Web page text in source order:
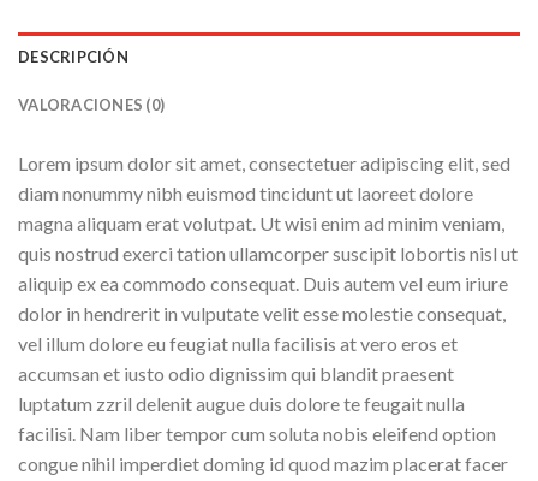
DESCRIPCIÓN
VALORACIONES (0)
Lorem ipsum dolor sit amet, consectetuer adipiscing elit, sed
diam nonummy nibh euismod tincidunt ut laoreet dolore
magna aliquam erat volutpat. Ut wisi enim ad minim veniam,
quis nostrud exerci tation ullamcorper suscipit lobortis nisl ut
aliquip ex ea commodo consequat. Duis autem vel eum iriure
dolor in hendrerit in vulputate velit esse molestie consequat,
vel illum dolore eu feugiat nulla facilisis at vero eros et
accumsan et iusto odio dignissim qui blandit praesent
luptatum zzril delenit augue duis dolore te feugait nulla
facilisi. Nam liber tempor cum soluta nobis eleifend option
congue nihil imperdiet doming id quod mazim placerat facer